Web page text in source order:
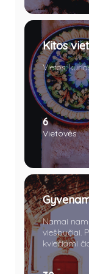
Kitos
Vietos,
6
Vietovės
Namai
viešbučiai.
kviečiami